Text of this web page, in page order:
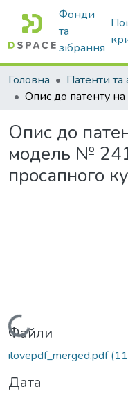
Фонди
та
зібрання
Головна
Опис до
модель №
просапного
Вантажиться...
Файли
ilovepdf_merged.pdf
Дата